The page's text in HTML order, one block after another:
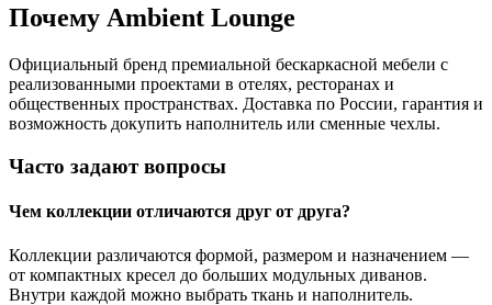
Почему Ambient Lounge
Официальный бренд премиальной бескаркасной мебели с
реализованными проектами в отелях, ресторанах и
общественных пространствах. Доставка по России, гарантия и
возможность докупить наполнитель или сменные чехлы.
Часто задают вопросы
Чем коллекции отличаются друг от друга?
Коллекции различаются формой, размером и назначением —
от компактных кресел до больших модульных диванов.
Внутри каждой можно выбрать ткань и наполнитель.